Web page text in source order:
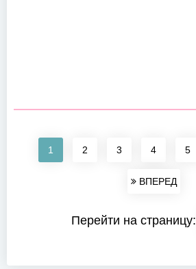
1 2 3 4 5
ВПЕРЕД
Перейти на страницу: